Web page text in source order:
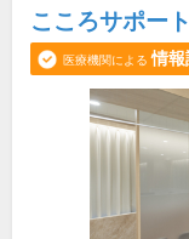
こころサポー
医療機関による 情報